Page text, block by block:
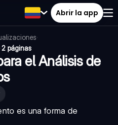
Abrir la app
·
·2 páginas
el Análisis de
es una forma de